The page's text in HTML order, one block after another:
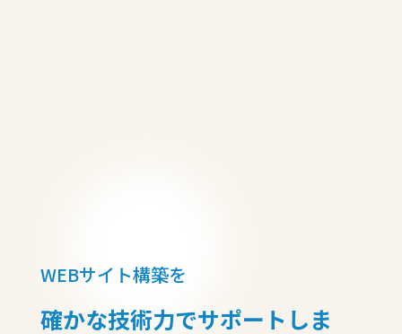
WEBサイト構築を
確かな技術力でサポートしま